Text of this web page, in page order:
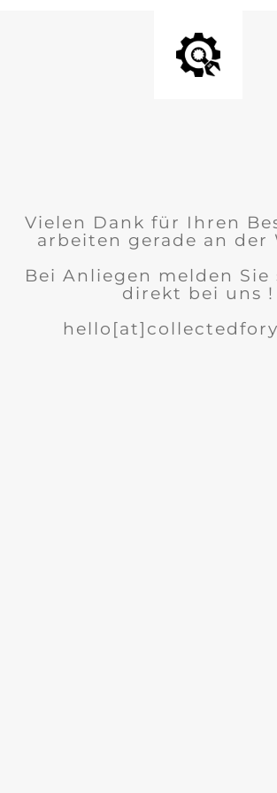
Vielen Dank für Ihren
arbeiten gerade an der
Bei Anliegen melden
direkt bei uns !